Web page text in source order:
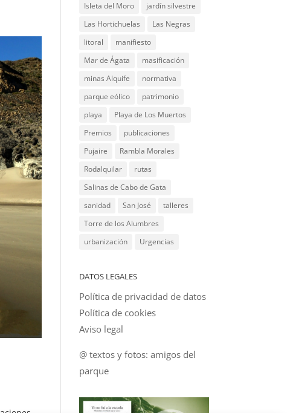
Isleta del Moro
jardín silvestre
Las Hortichuelas
Las Negras
litoral
manifiesto
Mar de Ágata
masificación
minas Alquife
normativa
parque eólico
patrimonio
playa
Playa de Los Muertos
Premios
publicaciones
Pujaire
Rambla Morales
Rodalquilar
rutas
Salinas de Cabo de Gata
sanidad
San José
talleres
Torre de los Alumbres
urbanización
Urgencias
DATOS LEGALES
Política de privacidad de datos
Política de cookies
Aviso legal
@ textos y fotos: amigos del
parque